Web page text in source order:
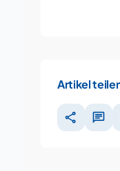
Artikel
share chat